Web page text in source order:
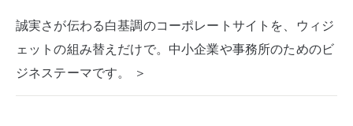
誠実さが伝わる白基調のコーポレートサイトを、ウィジ
ェットの組み替えだけで。中小企業や事務所のためのビ
ジネステーマです。 ＞